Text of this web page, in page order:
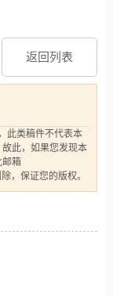
返回列表
此类稿件不代表本
此，如果您发现本
箱
，保证您的版权。